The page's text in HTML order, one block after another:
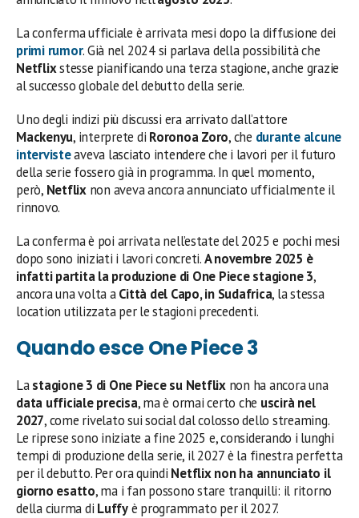
La conferma ufficiale è arrivata mesi dopo la diffusione dei
primi rumor. Già nel 2024 si parlava della possibilità che
Netflixstesse pianificando una terza stagione, anche grazie
al successo globale del debutto della serie.
Uno degli indizi più discussi era arrivato dall’attore
Mackenyu, interprete di Roronoa Zoro, che durante alcune
intervisteaveva lasciato intendere che i lavori per il futuro
della serie fossero già in programma. In quel momento,
però, Netflixnon aveva ancora annunciato ufficialmente il
rinnovo.
La conferma è poi arrivata nell’estate del 2025 e pochi mesi
dopo sono iniziati i lavori concreti.A novembre 2025 è
infatti partita la produzione di One Piece stagione 3,
ancora una volta aCittà del Capo, in Sudafrica, la stessa
location utilizzata per le stagioni precedenti.
Quando esce One Piece 3
Lastagione 3 di One Piece su Netflixnon ha ancora una
data ufficiale precisa, ma è ormai certo che uscirà nel
2027, come rivelato sui social dal colosso dello streaming.
Le riprese sono iniziate a fine 2025 e, considerando i lunghi
tempi di produzione della serie, il 2027 è la finestra perfetta
per il debutto. Per ora quindi Netflixnon ha annunciato il
giorno esatto, ma i fan possono stare tranquilli: il ritorno
della ciurma di Luffyè programmato per il 2027.